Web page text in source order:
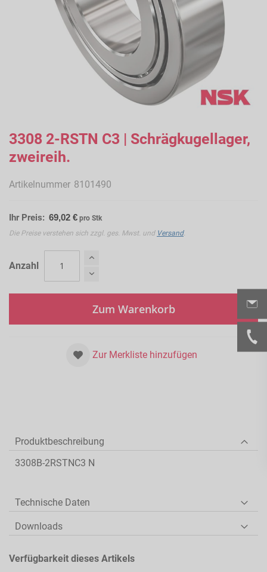
Anfang
der
Bildergalerie
3308 2-RSTN C3 | Schrägkugellager,
zweireih.
Artikelnummer 8101490
Ihr Preis: 69,02 € pro Stk
Die Preise verstehen sich zzgl. ges. Mwst. und Versand.
Anzahl
Zum Warenkorb
Zur Merkliste hinzufügen
Verfügbarkeit dieses Artikels
Produktbeschreibung
3308B-2RSTNC3 N
Technische Daten
Downloads